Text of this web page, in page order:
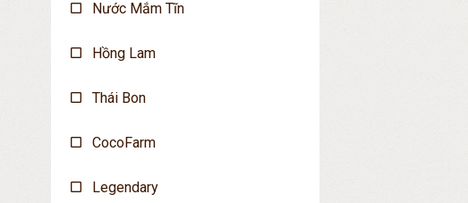
Nước Mắm Tĩn
Hồng Lam
Thái Bon
CocoFarm
Legendary